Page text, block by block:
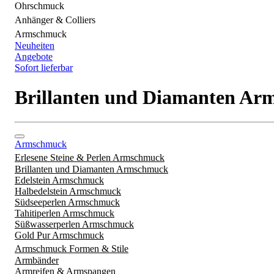
Ohrschmuck
Anhänger & Colliers
Armschmuck
Neuheiten
Angebote
Sofort lieferbar
Brillanten und Diamanten
Armschmuck
Erlesene Steine & Perlen Armschmuck
Brillanten und Diamanten Armschmuck
Edelstein Armschmuck
Halbedelstein Armschmuck
Südseeperlen Armschmuck
Tahitiperlen Armschmuck
Süßwasserperlen Armschmuck
Gold Pur Armschmuck
Armschmuck Formen & Stile
Armbänder
Armreifen & Armspangen